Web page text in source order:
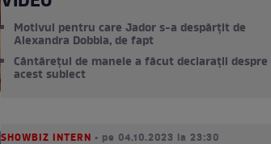
Motivul pentru care Jador s-a despărțit de
Alexandra Dobbia, de fapt
Cântărețul de manele a făcut declarații despre
acest subiect
SHOWBIZ INTERN • pe 04.10.2023 la 23:30